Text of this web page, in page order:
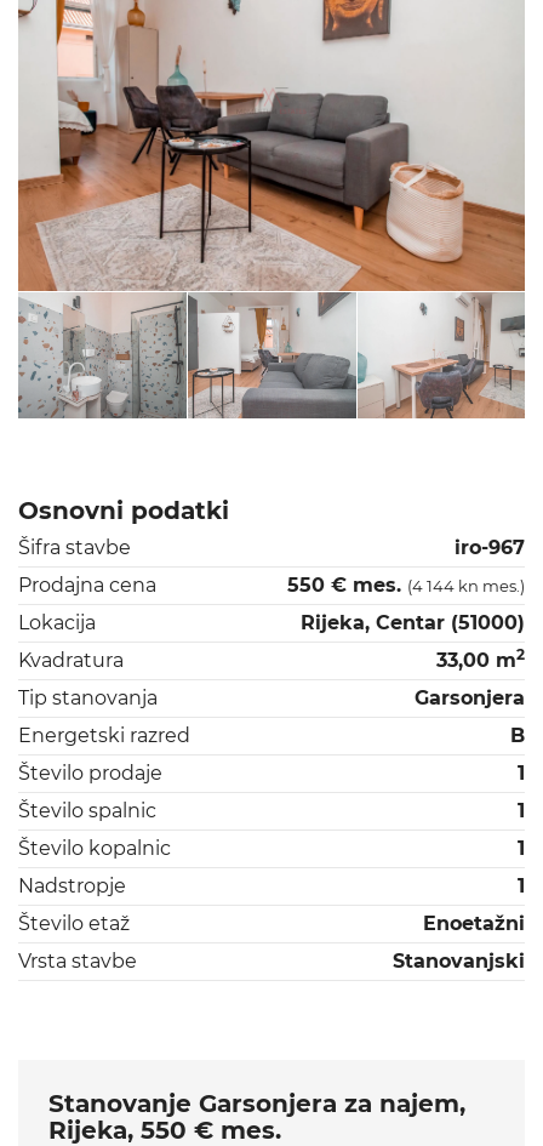
Osnovni podatki
Šifra stavbe
iro-967
Prodajna cena
550 € mes. (4 144 kn mes.)
Lokacija
Rijeka, Centar (51000)
Kvadratura
33,00 m2
Tip stanovanja
Garsonjera
Energetski razred
B
Število prodaje
1
Število spalnic
1
Število kopalnic
1
Nadstropje
1
Število etaž
Enoetažni
Vrsta stavbe
Stanovanjski
Stanovanje Garsonjera za najem,
Rijeka, 550 € mes.